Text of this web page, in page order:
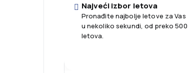
Najveći izbor letova
Pronađite najbolje letove za Vas
u nekoliko sekundi, od preko 500
letova.